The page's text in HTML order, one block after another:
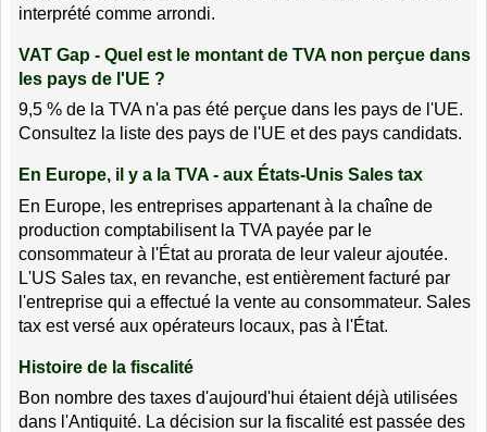
interprété comme arrondi.
VAT Gap - Quel est le montant de TVA non perçue dans
les pays de l'UE ?
9,5 % de la TVA n'a pas été perçue dans les pays de l'UE.
Consultez la liste des pays de l'UE et des pays candidats.
En Europe, il y a la TVA - aux États-Unis Sales tax
En Europe, les entreprises appartenant à la chaîne de
production comptabilisent la TVA payée par le
consommateur à l'État au prorata de leur valeur ajoutée.
L'US Sales tax, en revanche, est entièrement facturé par
l'entreprise qui a effectué la vente au consommateur. Sales
tax est versé aux opérateurs locaux, pas à l'État.
Histoire de la fiscalité
Bon nombre des taxes d'aujourd'hui étaient déjà utilisées
dans l'Antiquité. La décision sur la fiscalité est passée des